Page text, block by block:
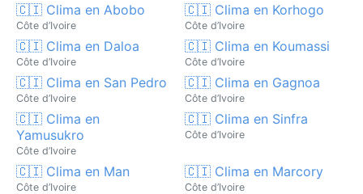
🇨🇮 Clima en Abobo
Côte d’Ivoire
🇨🇮 Clima en Korhogo
Côte d’Ivoire
🇨🇮 Clima en Daloa
Côte d’Ivoire
🇨🇮 Clima en Koumassi
Côte d’Ivoire
🇨🇮 Clima en San Pedro
Côte d’Ivoire
🇨🇮 Clima en Gagnoa
Côte d’Ivoire
🇨🇮 Clima en
Yamusukro
Côte d’Ivoire
🇨🇮 Clima en Sinfra
Côte d’Ivoire
🇨🇮 Clima en Man
Côte d’Ivoire
🇨🇮 Clima en Marcory
Côte d’Ivoire